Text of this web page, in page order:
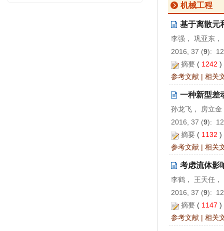
机械工程
基于离散元
李强， 巩亚东
2016, 37 (9):
摘要 ( 1242
参考文献 | 相关
一种新型差
孙龙飞， 房立金
2016, 37 (9):
摘要 ( 1132
参考文献 | 相关
考虑流体影
李鹤， 王天任
2016, 37 (9):
摘要 ( 1147
参考文献 | 相关